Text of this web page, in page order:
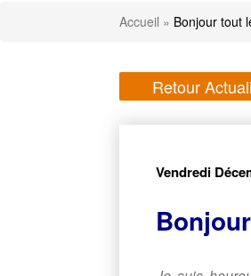
Accueil » Bonjour tout
Retour
Vendredi